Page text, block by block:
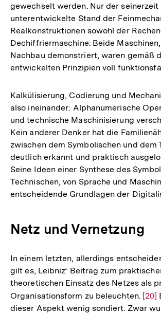
gewechselt werden. Nur der seinerzeit
unterentwickelte Stand der
Realkonstruktionen sowohl der
Dechiffriermaschine. Beide
Nachbau demonstriert, waren gemäß
entwickelten Prinzipien voll
Kalkülisierung, Codierung und
also ineinander: Alphanumerische
und technische Maschinisierung
Kein anderer Denker hat die
zwischen dem Symbolischen und dem
deutlich erkannt und praktisch
Seine Ideen einer Synthese des
Technischen, von Sprache und
entscheidende Grundlagen der
Netz und Vernetzung
In einem letzten, allerdings
gilt es, Leibniz‘ Beitrag zum
theoretischen Einsatz des Netzes als
Organisationsform zu beleuchten. Zur
[20]
dieser Aspekt wenig sondiert. Zwar